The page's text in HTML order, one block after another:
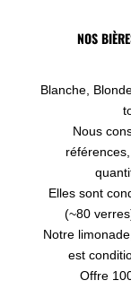
NOS
Blanche,
Nous
Elles sont
(~80
Notre
est
Offre